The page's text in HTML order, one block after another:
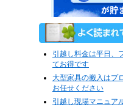
引越し料金は平日、
てお得です
大型家具の搬入はプ
お任せください
引越し現場マニュア